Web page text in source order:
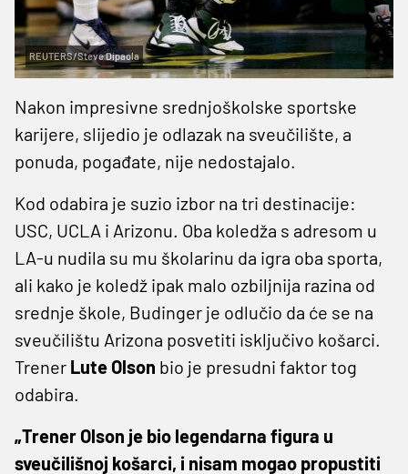
REUTERS/Steve Dipaola
Nakon impresivne srednjoškolske sportske
karijere, slijedio je odlazak na sveučilište, a
ponuda, pogađate, nije nedostajalo.
Kod odabira je suzio izbor na tri destinacije:
USC, UCLA i Arizonu. Oba koledža s adresom u
LA-u nudila su mu školarinu da igra oba sporta,
ali kako je koledž ipak malo ozbiljnija razina od
srednje škole, Budinger je odlučio da će se na
sveučilištu Arizona posvetiti isključivo košarci.
Trener Lute Olson bio je presudni faktor tog
odabira.
„Trener Olson je bio legendarna figura u
sveučilišnoj košarci, i nisam mogao propustiti